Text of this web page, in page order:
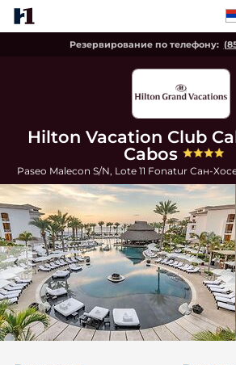
Резервирование по телефону:
Hilton Vacation Club
Cabos
Paseo Malecon S/N, Lote 11 Fonatur Сан-